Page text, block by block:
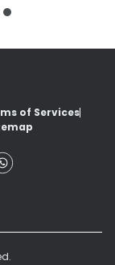
of Services